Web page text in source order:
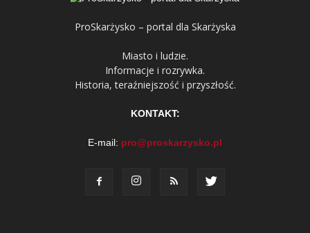
ProSkarżysko – portal dla Skarżyska
Miasto i ludzie.
Informacje i rozrywka.
Historia, teraźniejszość i przyszłość.
KONTAKT:
E-mail: pro@proskarzysko.pl